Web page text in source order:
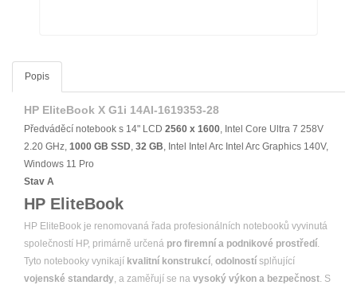
Popis
HP EliteBook X G1i 14AI-1619353-28
Předváděcí notebook s 14" LCD 2560 x 1600, Intel Core Ultra 7 258V
2.20 GHz, 1000 GB SSD, 32 GB, Intel Intel Arc Intel Arc Graphics 140V,
Windows 11 Pro
Stav A
HP EliteBook
HP EliteBook je renomovaná řada profesionálních notebooků vyvinutá
společností HP, primárně určená pro firemní a podnikové prostředí.
Tyto notebooky vynikají kvalitní konstrukcí, odolností splňující
vojenské standardy, a zaměřují se na vysoký výkon a bezpečnost. S